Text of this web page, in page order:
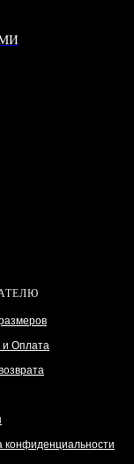
и Оплата
конфиденциальности